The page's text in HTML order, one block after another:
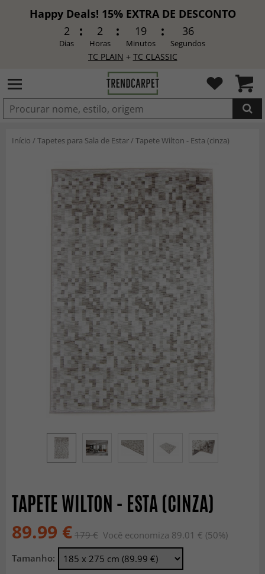
Happy Deals! 15% EXTRA DE DESCONTO
2
Dias
2
Horas
19
Minutos
34
Segundos
TC PLAIN + TC CLASSIC
ADICIONADO
Início /Tapetes para Sala de Estar/Tapete Wilton - Esta (cinza)
TAPETE WILTON - ESTA (CINZA)
89.99 € 179 € Você economiza 89.01 € (50%)
Tamanho: